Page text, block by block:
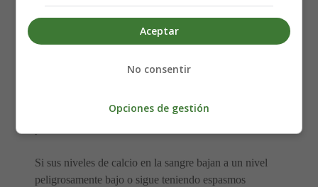
vitamina D, generalmente calcitriol (Rocaltrol) o
alfacalcidol (One-Alpha), para restablecer el calcio en la
sangre a estos niveles. Por lo general, hay que tomarlos
para controlar sus niveles de hormona paratiroidea, calcio
Si sus niveles de calcio en la sangre bajan a un nivel
peligrosamente bajo o sigue teniendo espasmos
Aceptar
No consentir
Opciones de gestión